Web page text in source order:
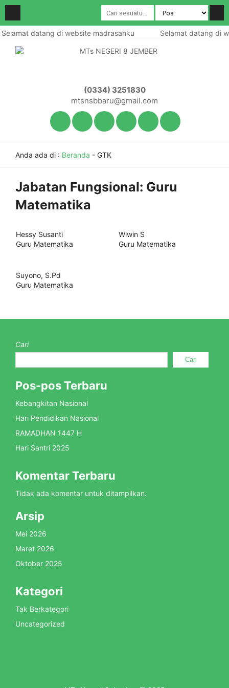
datang di website madrasahku Selamat datang di
(0334) 3251830
mtsnsbbaru@gmail.com
Anda ada di : Beranda - GTK
Jabatan Fungsional: Guru
Matematika
Hessy Susanti
Guru Matematika
Wiwin S
Guru Matematika
Suyono, S.Pd
Guru Matematika
Cari
Cari
Pos-pos Terbaru
Kebangkitan Nasional
Hari Pendidikan Nasional
RAMADHAN 1447 H
Hari Santri 2025
Komentar Terbaru
Tidak ada komentar untuk ditampilkan.
Arsip
Mei 2026
Maret 2026
Oktober 2025
Kategori
Tak Berkategori
Uncategorized